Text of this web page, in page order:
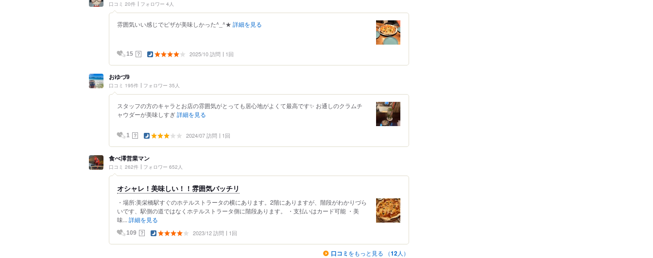
口コミ 20件 フォロワー 4人
雰囲気いい感じでピザが美味しかった‎^_^★ 詳細を見る
15 ？ 2025/10 訪問 1回
おゆづ9
口コミ 195件 フォロワー 35人
スタッフの方のキャラとお店の雰囲気がとっても居心地がよくて最高です✨ お通しのクラムチ
ャウダーが美味しすぎ詳細を見る
1 ？ 2024/07 訪問 1回
食べ澤営業マン
口コミ 262件 フォロワー 652人
オシャレ！美味しい！！雰囲気バッチリ
・場所:美栄橋駅すぐのホテルストラータの横にあります。2階にありますが、階段がわかりづら
いです、駅側の道ではなくホテルストラータ側に階段あります。 ・支払いはカード可能 ・美
味... 詳細を見る
109 ？ 2023/12 訪問 1回
口コミ をもっと見る （12人）